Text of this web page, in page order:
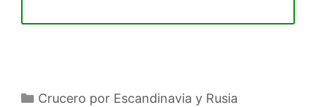
Categorías
Crucero por Escandinavia y Rusia